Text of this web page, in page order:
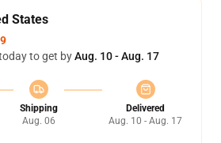
States
to get byAug. 10 - Aug. 17
Shipping
Aug. 06
Delivered
Aug. 10 - Aug. 17